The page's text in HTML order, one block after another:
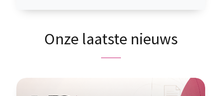
Onze laatste nieuws